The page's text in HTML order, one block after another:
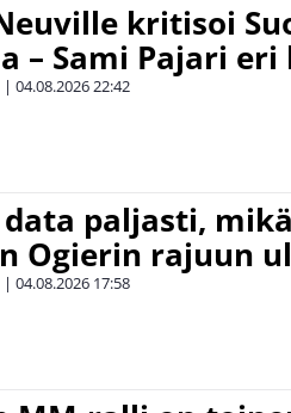
kritisoi
– Sami Pajari
| 04.08.202622:42
paljasti,
Ogierin rajuun
| 04.08.2026 17:58